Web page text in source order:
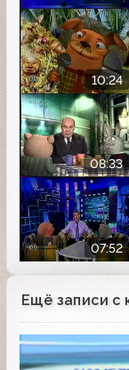
10:24
08:33
07:52
Ещё записи с